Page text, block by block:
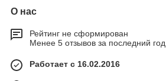
О нас
Рейтинг не сформирован
Менее 5 отзывов за последний год
Работает с 16.02.2016